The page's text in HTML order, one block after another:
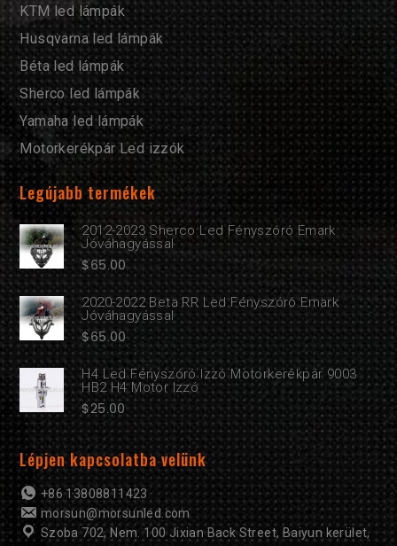
KTM led lámpák
Husqvarna led lámpák
Béta led lámpák
Sherco led lámpák
Yamaha led lámpák
Motorkerékpár Led izzók
Legújabb termékek
2012-2023 Sherco Led Fényszóró Emark
Jóváhagyással
$65.00
2020-2022 Beta RR Led Fényszóró Emark
Jóváhagyással
$65.00
H4 Led Fényszóró Izzó Motorkerékpár 9003
HB2 H4 Motor Izzó
$25.00
Lépjen kapcsolatba velünk
+86 13808811423
morsun@morsunled.com
Szoba 702, Nem. 100 Jixian Back Street, Baiyun kerület,